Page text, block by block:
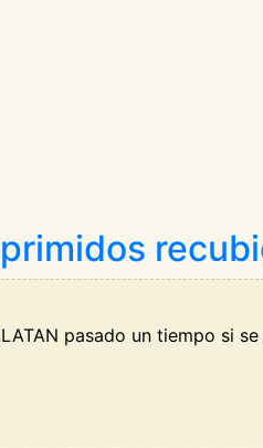
pasado un tiempo si